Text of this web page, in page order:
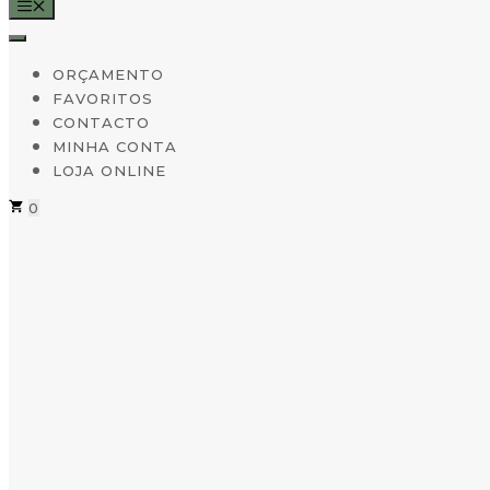
ORÇAMENTO
FAVORITOS
CONTACTO
MINHA CONTA
LOJA ONLINE
0